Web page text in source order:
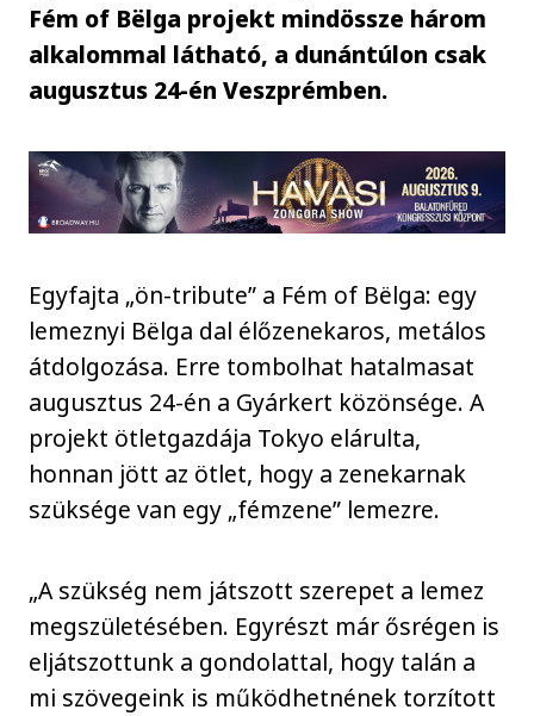
Fém of Bëlga projekt mindössze három
alkalommal látható, a dunántúlon csak
augusztus 24-én Veszprémben.
Egyfajta „ön-tribute” a Fém of Bëlga: egy
lemeznyi Bëlga dal élőzenekaros, metálos
átdolgozása. Erre tombolhat hatalmasat
augusztus 24-én a Gyárkert közönsége. A
projekt ötletgazdája Tokyo elárulta,
honnan jött az ötlet, hogy a zenekarnak
szüksége van egy „fémzene” lemezre.
„A szükség nem játszott szerepet a lemez
megszületésében. Egyrészt már ősrégen is
eljátszottunk a gondolattal, hogy talán a
mi szövegeink is működhetnének torzított